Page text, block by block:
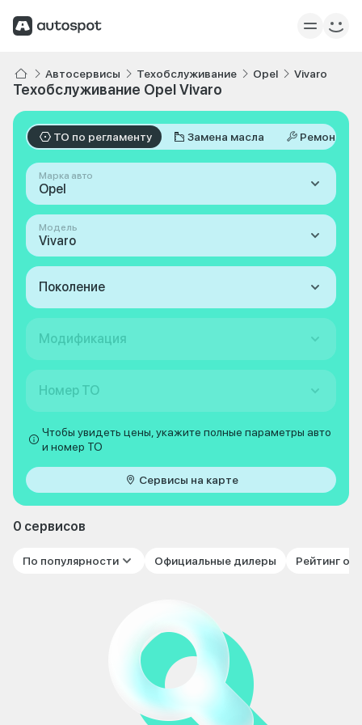
Автосервисы Техобслуживание Opel Vivaro
Техобслуживание Opel Vivaro
ТО по регламенту Замена масла Ремонт
Марка авто
Opel
Модель
Vivaro
Поколение
Модификация
Номер ТО
Чтобы увидеть цены, укажите полные параметры авто
и номер ТО
Сервисы на карте
0 сервисов
По популярности Официальные дилеры Рейтинг